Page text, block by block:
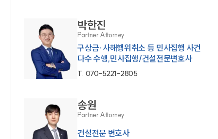
박한진
Partner Attorney
구상금·사해행위취소 등 민사집행 사건
다수 수행,민사집행/건설전문변호사
T. 070-5221-2805
송원
Partner Attorney
건설전문 변호사